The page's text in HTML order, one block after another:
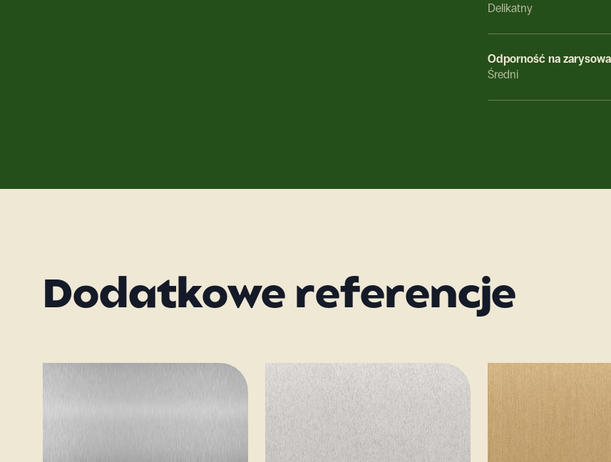
Delikatny
Odporność na
Średni
Dodatkowe referencje